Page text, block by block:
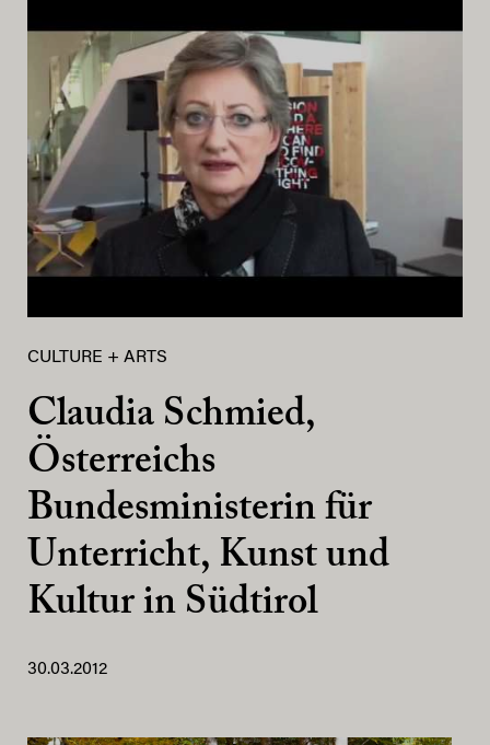
CULTURE + ARTS
Claudia Schmied,
Österreichs
Bundesministerin für
Unterricht, Kunst und
Kultur in Südtirol
30.03.2012